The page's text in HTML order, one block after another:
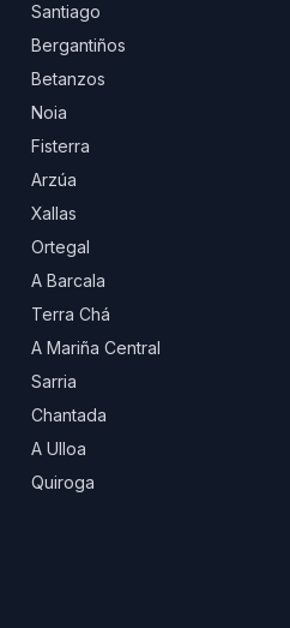
Santiago
Bergantiños
Betanzos
Noia
Fisterra
Arzúa
Xallas
Ortegal
A Barcala
Terra Chá
A Mariña Central
Sarria
Chantada
A Ulloa
Quiroga